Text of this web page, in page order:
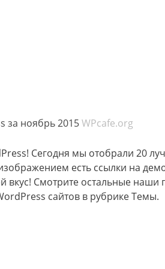
за ноябрь 2015WPcafe.org
Сегодня мы отобрали 20
есть ссылки на
вкус! Смотрите остальные наши
сайтов в рубрике Темы.